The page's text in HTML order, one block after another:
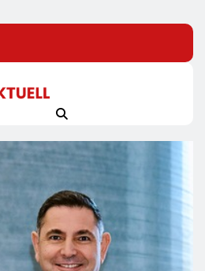
Wächst Weiter:
NATURKIND-Welt Bei
An Benefits